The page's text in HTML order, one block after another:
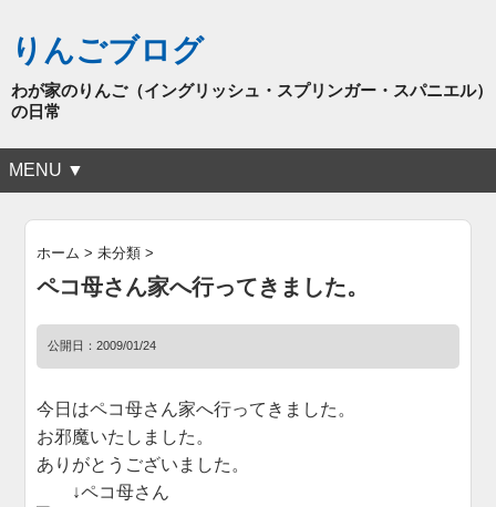
りんごブログ
わが家のりんご（イングリッシュ・スプリンガー・スパニエル）
の日常
MENU ▼
ホーム >未分類 >
ペコ母さん家へ行ってきました。
公開日：2009/01/24
今日はペコ母さん家へ行ってきました。
お邪魔いたしました。
ありがとうございました。
↓ペコ母さん